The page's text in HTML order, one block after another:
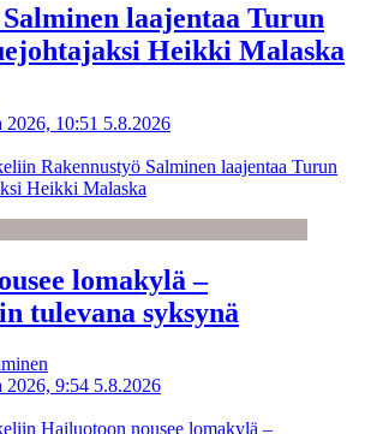
laajentaa Turun
Heikki Malaska
10:51 5.8.2026
Rakennustyö Salminen laajentaa Turun
Heikki Malaska
lomakylä –
tulevana syksynä
2026, 9:54 5.8.2026
Hailuotoon nousee lomakylä –